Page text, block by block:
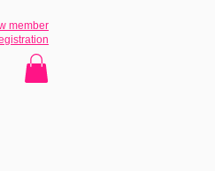
member